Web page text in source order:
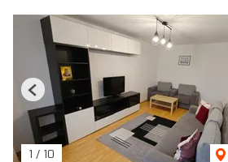
1 / 10
Previous